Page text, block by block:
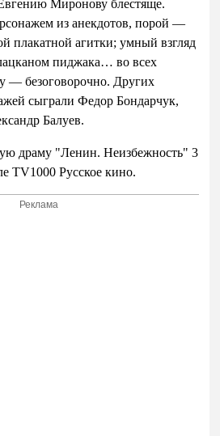
Миронову блестяще.
из анекдотов, порой —
плакатной агитки; умный взгляд
пиджака… во всех
— безоговорочно. Других
сыграли Федор Бондарчук,
Балуев.
драму "Ленин. Неизбежность" 3
TV1000 Русское кино.
Реклама